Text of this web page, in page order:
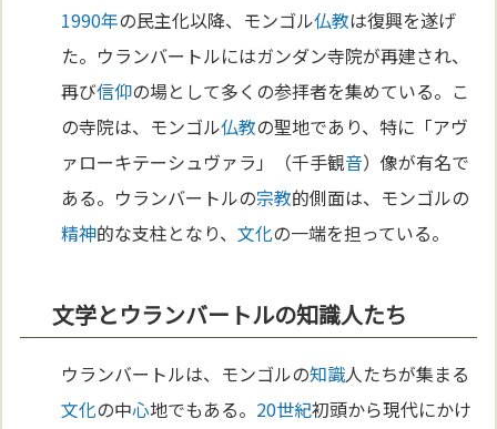
1990年の民主化以降、モンゴル仏教は復興を遂げ
た。ウランバートルにはガンダン寺院が再建され、
再び信仰の場として多くの参拝者を集めている。こ
の寺院は、モンゴル仏教の聖地であり、特に「アヴ
ァローキテーシュヴァラ」（千手観音）像が有名で
ある。ウランバートルの宗教的側面は、モンゴルの
精神的な支柱となり、文化の一端を担っている。
文学とウランバートルの知識人たち
ウランバートルは、モンゴルの知識人たちが集まる
文化の中心地でもある。 20世紀初頭から現代にかけ